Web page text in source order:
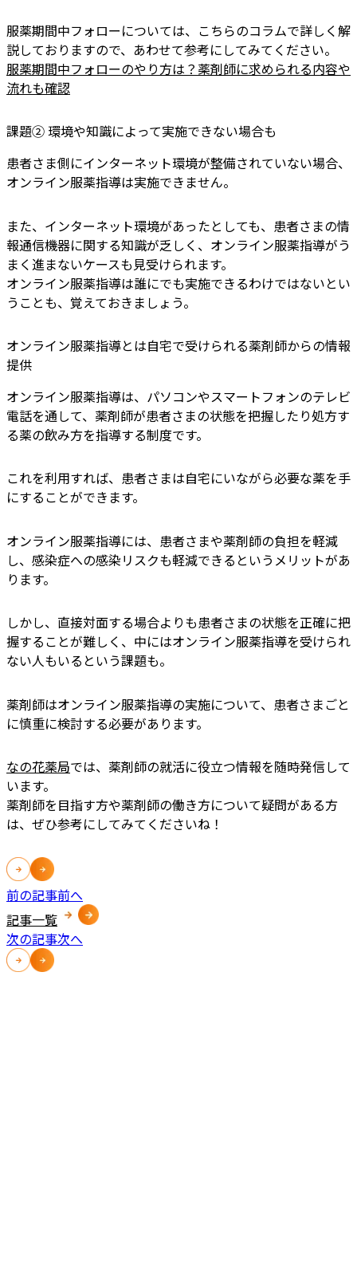
服薬期間中フォローについては、こちらのコラムで詳しく解
説しておりますので、あわせて参考にしてみてください。
服薬期間中フォローのやり方は？薬剤師に求められる内容や
流れも確認
課題② 環境や知識によって実施できない場合も
患者さま側にインターネット環境が整備されていない場合、
オンライン服薬指導は実施できません。
また、インターネット環境があったとしても、患者さまの情
報通信機器に関する知識が乏しく、オンライン服薬指導がう
まく進まないケースも見受けられます。
オンライン服薬指導は誰にでも実施できるわけではないとい
うことも、覚えておきましょう。
オンライン服薬指導とは自宅で受けられる薬剤師からの情報
提供
オンライン服薬指導は、パソコンやスマートフォンのテレビ
電話を通して、薬剤師が患者さまの状態を把握したり処方す
る薬の飲み方を指導する制度です。
これを利用すれば、患者さまは自宅にいながら必要な薬を手
にすることができます。
オンライン服薬指導には、患者さまや薬剤師の負担を軽減
し、感染症への感染リスクも軽減できるというメリットがあ
ります。
しかし、直接対面する場合よりも患者さまの状態を正確に把
握することが難しく、中にはオンライン服薬指導を受けられ
ない人もいるという課題も。
薬剤師はオンライン服薬指導の実施について、患者さまごと
に慎重に検討する必要があります。
なの花薬局では、薬剤師の就活に役立つ情報を随時発信して
います。
薬剤師を目指す方や薬剤師の働き方について疑問がある方
は、ぜひ参考にしてみてくださいね！
前の記事前へ
記事一覧
次の記事次へ